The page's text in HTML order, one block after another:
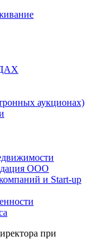
аукционах)
ООО
и Start-up
при